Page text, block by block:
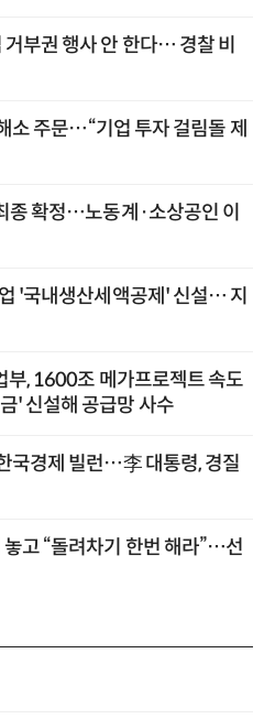
부권 행사 안 한다… 경찰 비
소 주문…“기업 투자 걸림돌 제
종 확정…노동계·소상공인 이
'국내생산세액공제' 신설… 지
부, 1600조 메가프로젝트 속도
' 신설해 공급망 사수
국경제 빌런…李 대통령, 경질
고 “돌려차기 한번 해라”…선